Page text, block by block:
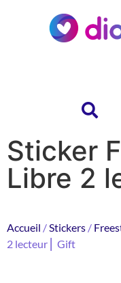
Sticker
Libre 2
Accueil /Stickers /
2 lecteur ⎜ Gift